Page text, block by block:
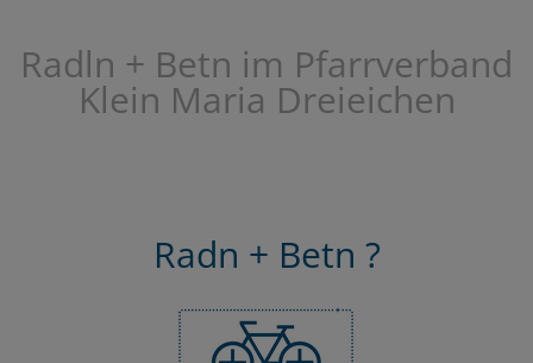
Radln + Betn im Pfarrverband
Klein Maria Dreieichen
Radn + Betn ?